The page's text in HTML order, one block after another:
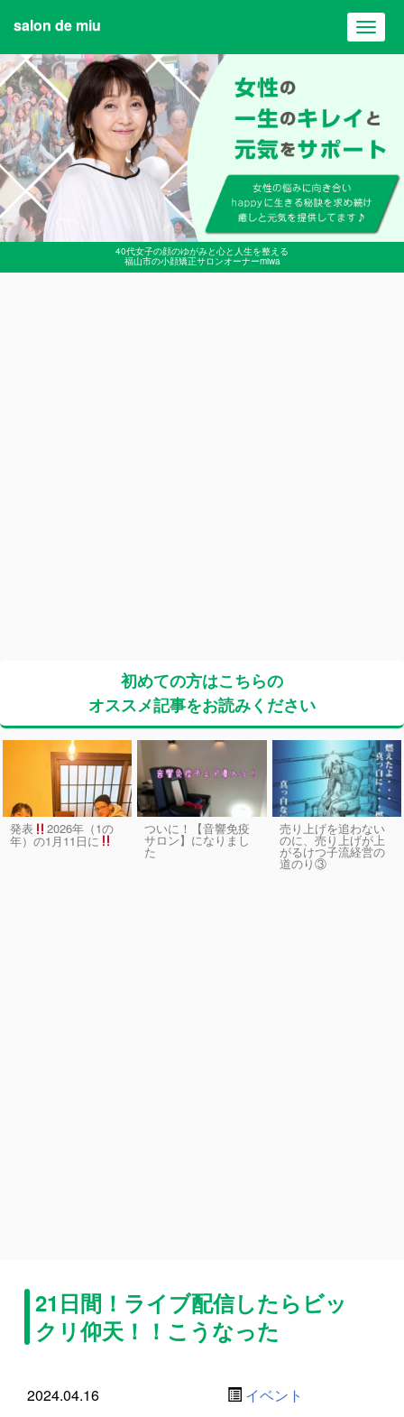
40代女子の顔のゆがみと心と人生を整える
福山市の小顔矯正サロンオーナーmiwa
salon de miu
初めての方はこちらの
オススメ記事をお読みください
発表 2026年（1の
年）の1月11日に
ついに！【音響免疫
サロン】になりまし
た
売り上げを追わない
のに、売り上げが上
がるけつ子流経営の
道のり③
21日間！ライブ配信したらビッ
クリ仰天！！こうなった
2024.04.16 イベント